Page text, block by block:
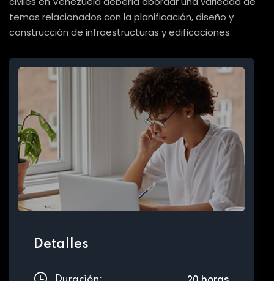
temas relacionados con la planificación, diseño y
construcción de infraestructuras y edificaciones
Detalles